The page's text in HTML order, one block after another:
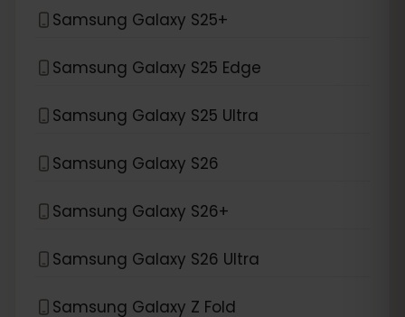
Samsung Galaxy S25+
Samsung Galaxy S25 Edge
Samsung Galaxy S25 Ultra
Samsung Galaxy S26
Samsung Galaxy S26+
Samsung Galaxy S26 Ultra
Samsung Galaxy Z Fold